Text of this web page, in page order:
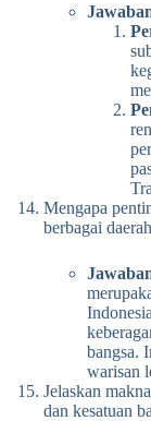
Mengapa
berbagai
bangsa.
warisan
Jelaskan
dan kesatuan